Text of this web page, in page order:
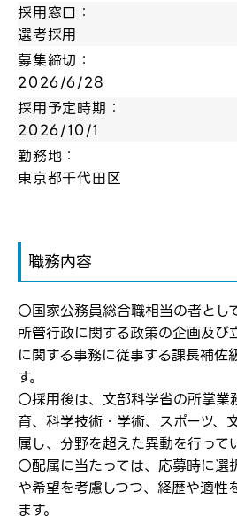
弊社ホームページの求人
弊社ホームページの求人票
応募し、転職を決めた方
お気に入り登録にはログインが必
メールアドレス
パスワード
※パスワードを忘れた方は コチラ
採用窓口：
選考採用
募集締切：
2026/6/28
採用予定時期：
2026/10/1
勤務地：
東京都千代田区
職務内容
〇国家公務員総合職相当の者とし
所管行政に関する政策の企画及び
に関する事務に従事する課長補佐
す。
〇採用後は、文部科学省の所掌業
育、科学技術・学術、スポーツ、
属し、分野を超えた異動を行って
〇配属に当たっては、応募時に選
や希望を考慮しつつ、経歴や適性
ます。